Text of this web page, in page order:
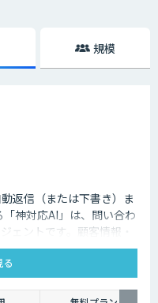
規模
返信（または下書き）ま
神対応AI」は、問い合わ
ェントです。顧客情報・
秒で作成し、自動送信か
る